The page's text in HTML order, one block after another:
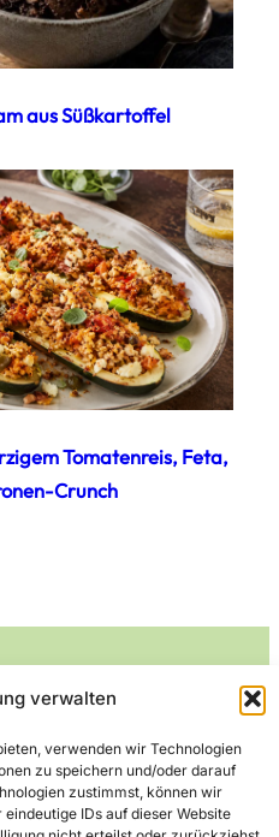
verwalten
verwenden wir Technologien
zu speichern und/oder darauf
zustimmst, können wir
IDs auf dieser Website
aus Süßkartoffel
Tomatenreis, Feta,
Crunch
gesund leben.